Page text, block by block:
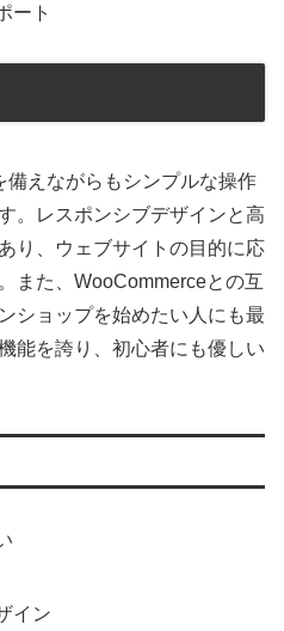
ート
えながらもシンプルな操作
。レスポンシブデザインと高
り、ウェブサイトの目的に応
また、WooCommerceとの互
ショップを始めたい人にも最
能を誇り、初心者にも優しい
イン